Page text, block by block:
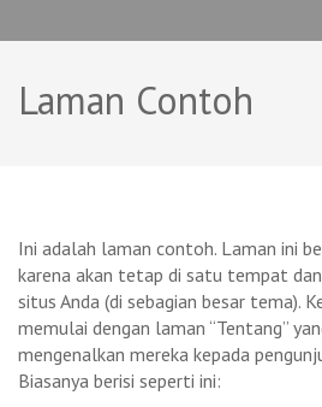
ke
(Tekan
Enter)
cakra-me
Laman Contoh
Ini adalah laman contoh. Laman ini
karena akan tetap di satu tempat
situs Anda (di sebagian besar tema).
memulai dengan laman “Tentang”
mengenalkan mereka kepada
Biasanya berisi seperti ini: